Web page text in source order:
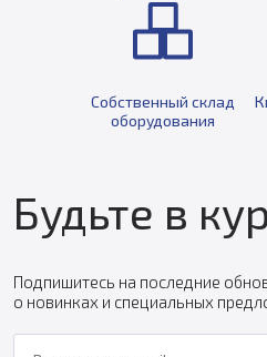
Собственный склад
оборудования
Будьте в
Подпишитесь на последние
о новинках и специальных